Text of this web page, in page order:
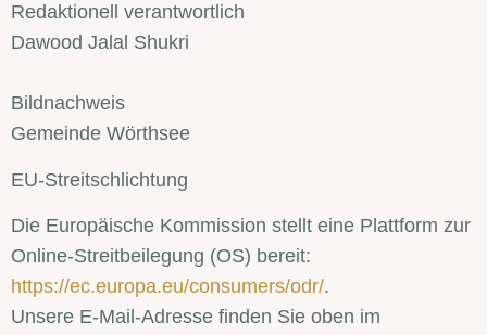
Redaktionell verantwortlich
Dawood Jalal Shukri
Bildnachweis
Gemeinde Wörthsee
EU-Streitschlichtung
Die Europäische Kommission stellt eine Plattform zur
Online-Streitbeilegung (OS) bereit:
https://ec.europa.eu/consumers/odr/.
Unsere E-Mail-Adresse finden Sie oben im